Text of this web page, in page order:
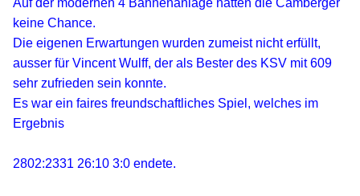
Auf der modernen 4 Bahnenanlage hatten die Camberger
keine Chance.
Die eigenen Erwartungen wurden zumeist nicht erfüllt,
ausser für Vincent Wulff, der als Bester des KSV mit 609
sehr zufrieden sein konnte.
Es war ein faires freundschaftliches Spiel, welches im
Ergebnis
2802:2331 26:10 3:0 endete.